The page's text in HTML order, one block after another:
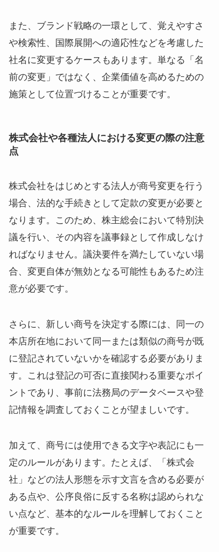
また、ブランド戦略の一環として、覚えやすさ
や検索性、国際展開への適応性などを考慮した
社名に変更するケースもあります。単なる「名
前の変更」ではなく、企業価値を高めるための
施策として位置づけることが重要です。
株式会社や各種法人における変更の際の注意
点
株式会社をはじめとする法人が商号変更を行う
場合、法的な手続きとして定款の変更が必要と
なります。このため、株主総会において特別決
議を行い、その内容を議事録として作成しなけ
ればなりません。議決要件を満たしていない場
合、変更自体が無効となる可能性もあるため注
意が必要です。
さらに、新しい商号を決定する際には、同一の
本店所在地において同一または類似の商号が既
に登記されていないかを確認する必要がありま
す。これは登記の可否に直接関わる重要なポイ
ントであり、事前に法務局のデータベースや登
記情報を調査しておくことが望ましいです。
加えて、商号には使用できる文字や表記にも一
定のルールがあります。たとえば、「株式会
社」などの法人形態を示す文言を含める必要が
ある点や、公序良俗に反する名称は認められな
い点など、基本的なルールを理解しておくこと
が重要です。